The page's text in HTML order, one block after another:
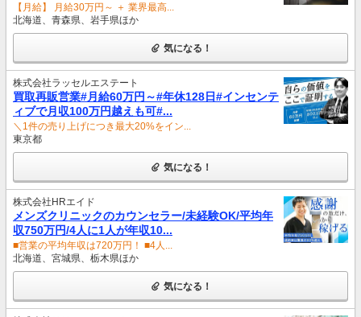
【月給】 月給30万円～ ＋ 業界最高...
北海道、青森県、岩手県ほか
気になる！
株式会社ラッセルエステート
買取再販営業#月給60万円～#年休128日#インセンテ
ィブで月収100万円越えも可#...
＼1件の売り上げにつき最大20%をイン...
東京都
気になる！
株式会社HRエイド
メンズクリニックのカウンセラー/未経験OK/平均年
収750万円/4人に1人が年収10...
■営業の平均年収は720万円！ ■4人...
北海道、宮城県、栃木県ほか
気になる！